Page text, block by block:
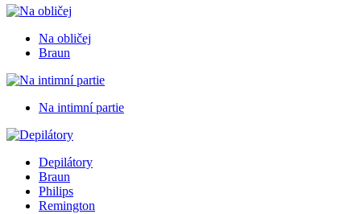
Na obličej
Braun
Na intimní partie
Depilátory
Braun
Philips
Remington